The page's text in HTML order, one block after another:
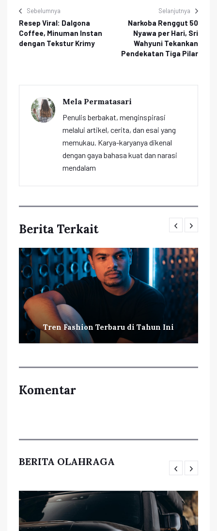
Sebelumnya
Resep Viral: Dalgona
Coffee, Minuman Instan
dengan Tekstur Krimy
Selanjutnya
Narkoba Renggut 50
Nyawa per Hari, Sri
Wahyuni Tekankan
Pendekatan Tiga Pilar
Mela Permatasari
Penulis berbakat, menginspirasi
melalui artikel, cerita, dan esai yang
memukau. Karya-karyanya dikenal
dengan gaya bahasa kuat dan narasi
mendalam
Berita Terkait
Tren Fashion Terbaru di Tahun Ini
Komentar
BERITA OLAHRAGA